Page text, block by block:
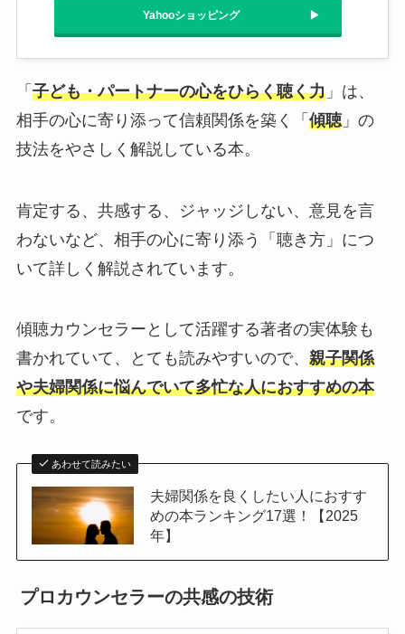
Yahooショッピング
「 子ども・パートナーの心をひらく聴く力」は、
相手の心に寄り添って信頼関係を築く「 傾聴」の
技法をやさしく解説している本。
肯定する、共感する、ジャッジしない、意見を言
わないなど、相手の心に寄り添う「聴き方」につ
いて詳しく解説されています。
傾聴カウンセラーとして活躍する著者の実体験も
書かれていて、とても読みやすいので、 親子関係
や夫婦関係に悩んでいて多忙な人におすすめの本
です。
あわせて読みたい
夫婦関係を良くしたい人におすす
めの本ランキング17選！【2025
年】
プロカウンセラーの共感の技術